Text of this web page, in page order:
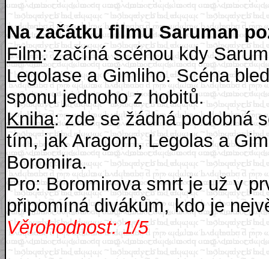
Na začátku filmu Saruman
Film: začíná scénou kdy
Legolase a Gimliho. Scéna
sponu jednoho z hobitů.
Kniha: zde se žádná podobná
tím, jak Aragorn, Legolas a
Boromira.
Pro: Boromirova smrt je už v
připomíná divákům, kdo je
Věrohodnost: 1/5